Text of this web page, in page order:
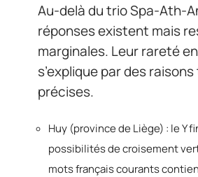
Au-delà du trio Spa-Ath-
réponses existent mais
marginales. Leur rareté
s’explique par des
précises.
Huy (province de Liège) : le Y
possibilités de croisement
mots français courants